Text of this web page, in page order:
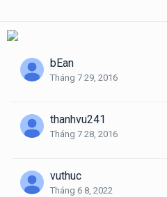
bEan
Tháng 7 29, 2016
thanhvu241
Tháng 7 28, 2016
vuthuc
Tháng 6 8, 2022